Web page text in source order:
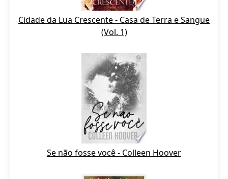
Cidade da Lua Crescente - Casa de Terra e Sangue
(Vol. 1)
Se não fosse você - Colleen Hoover